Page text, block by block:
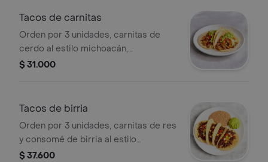
Tacos de carnitas
Orden por 3 unidades, carnitas de
cerdo al estilo michoacán,
acompañados de verdura, salsa
$ 31.000
Tacos de birria
Orden por 3 unidades, carnitas de res
y consomé de birria al estilo
michoacán, acompañados de verdura,
$ 37.600